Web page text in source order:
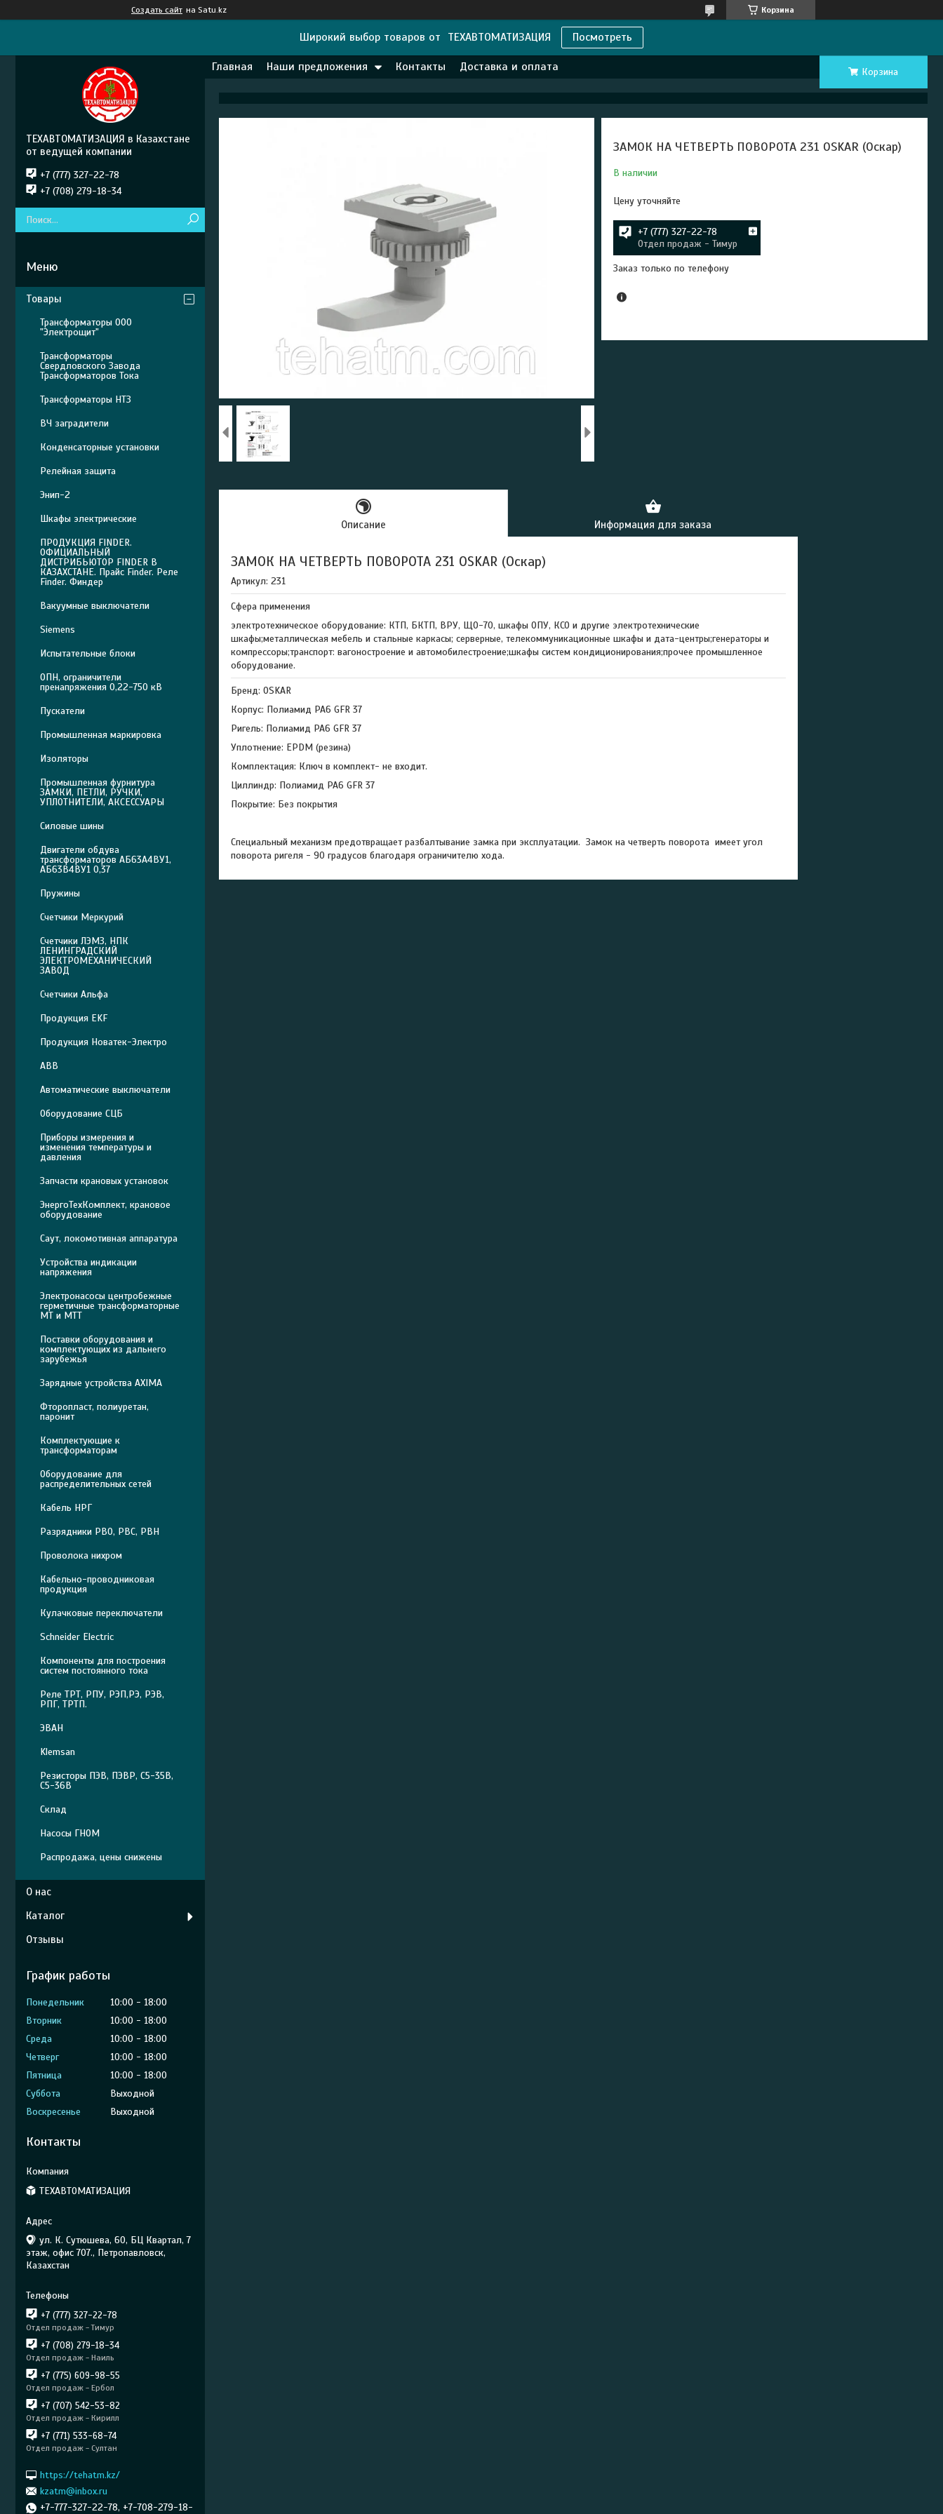
Создать сайт на Satu.kz Корзина
Широкий выбор товаров от ТЕХАВТОМАТИЗАЦИЯ Посмотреть
Главная Наши предложения Контакты Доставка и оплата Корзина
ЗАМОК НА ЧЕТВЕРТЬ ПОВОРОТА 231 OSKAR (Оскар)
В наличии
Цену уточняйте
+7 (777) 327-22-78
Отдел продаж - Тимур
Заказ только по телефону
Описание Информация для заказа
ЗАМОК НА ЧЕТВЕРТЬ ПОВОРОТА 231 OSKAR (Оскар)
Артикул: 231
Сфера применения
электротехническое оборудование: КТП, БКТП, ВРУ, ЩО-70, шкафы ОПУ, КСО и другие электротехнические
шкафы;металлическая мебель и стальные каркасы; серверные, телекоммуникационные шкафы и дата-центры;генераторы и
компрессоры;транспорт: вагоностроение и автомобилестроение;шкафы систем кондиционирования;прочее промышленное
оборудование.
Бренд: OSKAR
Корпус: Полиамид PA6 GFR 37
Ригель: Полиамид PA6 GFR 37
Уплотнение: EPDM (резина)
Комплектация: Ключ в комплект- не входит.
Циллиндр: Полиамид PA6 GFR 37
Покрытие: Без покрытия
Специальный механизм предотвращает разбалтывание замка при эксплуатации. Замок на четверть поворота имеет угол
поворота ригеля - 90 градусов благодаря ограничителю хода.
ТЕХАВТОМАТИЗАЦИЯ в Казахстане
от ведущей компании
+7 (777) 327-22-78
+7 (708) 279-18-34
Товары
Трансформаторы ООО
"Электрощит"
Трансформаторы
Свердловского Завода
Трансформаторов Тока
Трансформаторы НТЗ
ВЧ заградители
Конденсаторные установки
Релейная защита
Энип-2
Шкафы электрические
ПРОДУКЦИЯ FINDER.
ОФИЦИАЛЬНЫЙ
ДИСТРИБЬЮТОР FINDER В
КАЗАХСТАНЕ. Прайс Finder. Реле
Finder. Финдер
Вакуумные выключатели
Siemens
Испытательные блоки
ОПН, ограничители
пренапряжения 0,22-750 кВ
Пускатели
Промышленная маркировка
Изоляторы
Промышленная фурнитура
ЗАМКИ, ПЕТЛИ, РУЧКИ,
УПЛОТНИТЕЛИ, АКСЕССУАРЫ
Силовые шины
Двигатели обдува
трансформаторов АБ63А4ВУ1,
АБ63В4ВУ1 0,37
Пружины
Счетчики Меркурий
Счетчики ЛЭМЗ, НПК
ЛЕНИНГРАДСКИЙ
ЭЛЕКТРОМЕХАНИЧЕСКИЙ
ЗАВОД
Счетчики Альфа
Продукция EKF
Продукция Новатек-Электро
ABB
Автоматические выключатели
Оборудование СЦБ
Приборы измерения и
изменения температуры и
давления
Запчасти крановых установок
ЭнергоТехКомплект, крановое
оборудование
Саут, локомотивная аппаратура
Устройства индикации
напряжения
Электронасосы центробежные
герметичные трансформаторные
МТ и МТТ
Поставки оборудования и
комплектующих из дальнего
зарубежья
Зарядные устройства AXIMA
Фторопласт, полиуретан,
паронит
Комплектующие к
трансформаторам
Оборудование для
распределительных сетей
Кабель НРГ
Разрядники РВО, РВС, РВН
Проволока нихром
Кабельно-проводниковая
продукция
Кулачковые переключатели
Schneider Electric
Компоненты для построения
систем постоянного тока
Реле ТРТ, РПУ, РЭП,РЭ, РЭВ,
РПГ, ТРТП.
ЭВАН
Klemsan
Резисторы ПЭВ, ПЭВР, С5-35В,
С5-36В
Склад
Насосы ГНОМ
Распродажа, цены снижены
О нас
Каталог
Отзывы
График работы
Понедельник 10:00
18:00
Вторник
10:00
18:00
Среда
10:00
18:00
Четверг
10:00
18:00
Пятница
10:00
18:00
Суббота
Выходной
Воскресенье
Выходной
Контакты
ТЕХАВТОМАТИЗАЦИЯ
ул. К. Сутюшева, 60, БЦ Квартал, 7
этаж, офис 707., Петропавловск,
Казахстан
+7 (777) 327-22-78
Отдел продаж - Тимур
+7 (708) 279-18-34
Отдел продаж - Наиль
+7 (775) 609-98-55
Отдел продаж - Ербол
+7 (707) 542-53-82
Отдел продаж - Кирилл
+7 (771) 533-68-74
Отдел продаж - Султан
https://tehatm.kz/
kzatm@inbox.ru
+7-777-327-22-78, +7-708-279-18-